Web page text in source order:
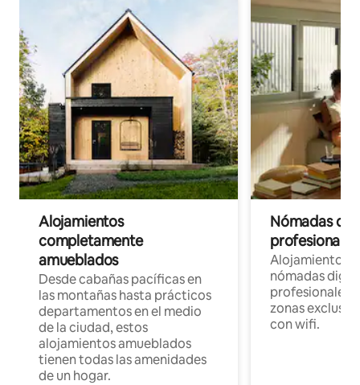
Alojamientos
completamente
amueblados
Desde cabañas pacíficas en
las montañas hasta prácticos
departamentos en el medio
de la ciudad, estos
alojamientos amueblados
tienen todas las amenidades
de un hogar.
Nómadas
Alojamientos
nómadas
profesionales
zonas
con wifi.